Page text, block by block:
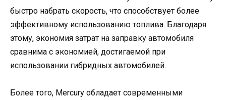
быстро набрать скорость, что способствует более
эффективному использованию топлива. Благодаря
этому, экономия затрат на заправку автомобиля
сравнима с экономией, достигаемой при
использовании гибридных автомобилей.
Более того, Mercury обладает современными